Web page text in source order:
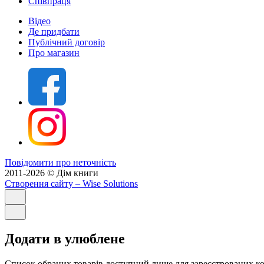
Відео
Де придбати
Публічний договір
Про магазин
Повідомити про неточність
2011-2026 © Дім книги
Створення сайту – Wise Solutions
Додати в улюблене